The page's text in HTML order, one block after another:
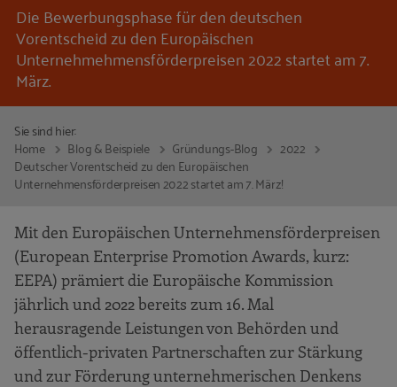
Die Bewerbungsphase für den deutschen
Vorentscheid zu den Europäischen
Unternehmehmensförderpreisen 2022 startet am 7.
März.
Sie sind hier:
Home
Blog & Beispiele Gründungs-Blog
2022
Deutscher Vorentscheid zu den Europäischen
Unternehmensförderpreisen 2022 startet am 7. März!
Mit den Europäischen Unternehmensförderpreisen
(European Enterprise Promotion Awards, kurz:
EEPA) prämiert die Europäische Kommission
jährlich und 2022 bereits zum 16. Mal
herausragende Leistungen von Behörden und
öffentlich-privaten Partnerschaften zur Stärkung
und zur Förderung unternehmerischen Denkens